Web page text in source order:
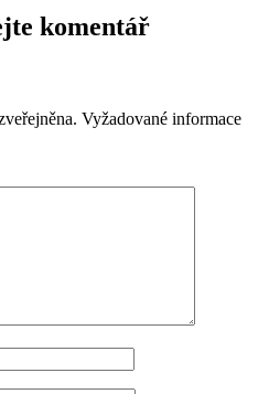
komentář
Vyžadované informace